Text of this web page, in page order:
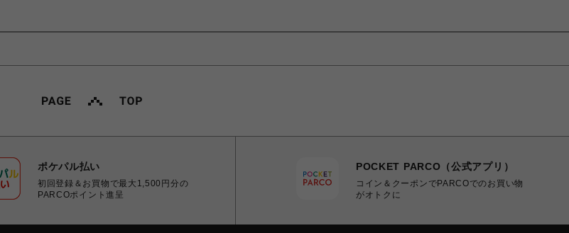
ポケパル払い
初回登録＆お買物で最大1,500円分の
PARCOポイント進呈
POCKET PARCO（公式アプリ）
コイン＆クーポンでPARCOでのお買い物
がオトクに